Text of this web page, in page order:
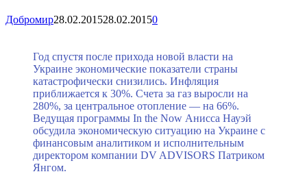
Добромир28.02.201528.02.20150
Год спустя после прихода новой власти на
Украине экономические показатели страны
катастрофически снизились. Инфляция
приближается к 30%. Счета за газ выросли на
280%, за центральное отопление — на 66%.
Ведущая программы In the Now Анисса Науэй
обсудила экономическую ситуацию на Украине с
финансовым аналитиком и исполнительным
директором компании DV ADVISORS Патриком
Янгом.